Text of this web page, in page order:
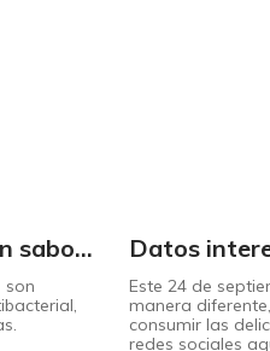
Hierbaluisa la delicia en sabor y aroma
son
Este 24 de
manera
consumir las
redes sociales